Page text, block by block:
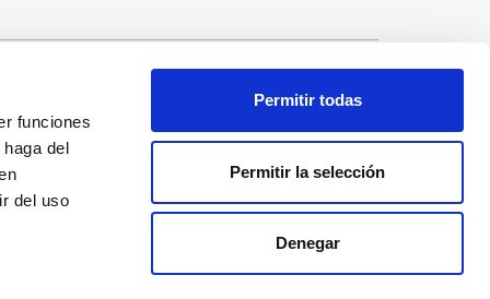
funciones
del
del uso
Permitir todas
Permitir la selección
Denegar
la